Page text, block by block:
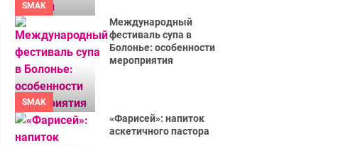
SMAK
SMAK
Международный
фестиваль супа в
Болонье: особенности
мероприятия
«Фарисей»: напиток
аскетичного пастора